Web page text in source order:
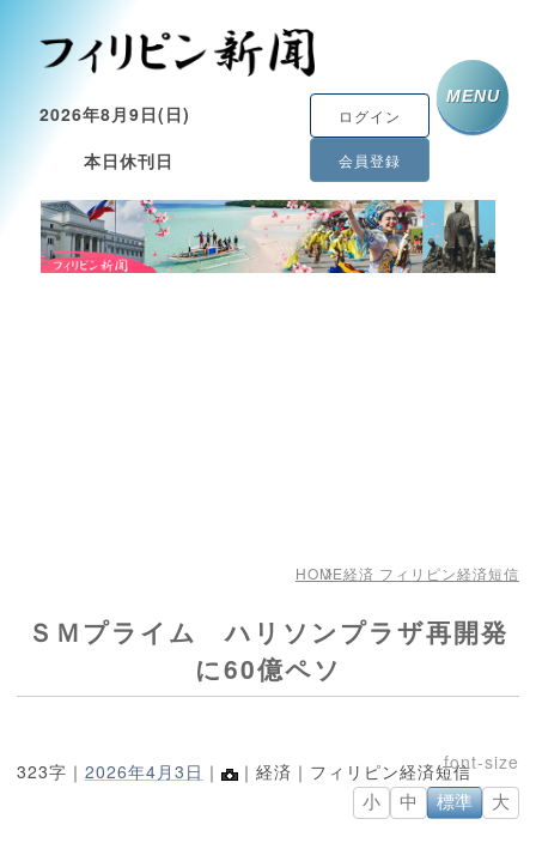
2026年8月9日(日)
本日休刊日
ログイン
会員登録
MENU
HOME経済 フィリピン経済短信
ＳＭプライム ハリソンプラザ再開発
に60億ペソ
323字｜ 2026年4月3日 ｜ ｜経済｜フィリピン経済短信
小 中 標準 大